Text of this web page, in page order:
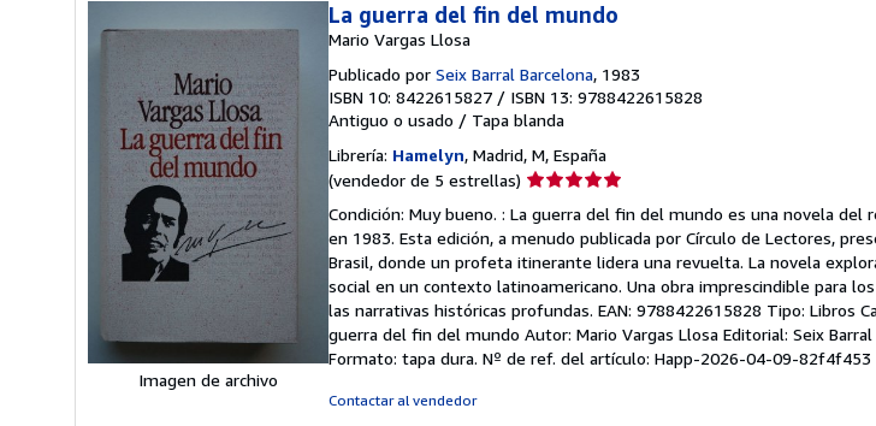
Imagen de archivo
La guerra del fin del mundo
Mario Vargas Llosa
Publicado por Seix Barral Barcelona, 1983
ISBN 10: 8422615827 / ISBN 13: 9788422615828
Antiguo o usado / Tapa blanda
Librería: Hamelyn, Madrid, M, España
(vendedor de 5 estrellas) Calificación
vendedor:
5
de
5
estrellas
Condición: Muy bueno. : La guerra del fin del mundo es una novela del
en 1983. Esta edición, a menudo publicada por Círculo de Lectores,
Brasil, donde un profeta itinerante lidera una revuelta. La novela
social en un contexto latinoamericano. Una obra imprescindible para
las narrativas históricas profundas. EAN: 9788422615828 Tipo: Libros
guerra del fin del mundo Autor: Mario Vargas Llosa Editorial: Seix Barral
Formato: tapa dura. Nº de ref. del artículo: Happ-2026-04-09-82f4f453
Contactar al vendedor